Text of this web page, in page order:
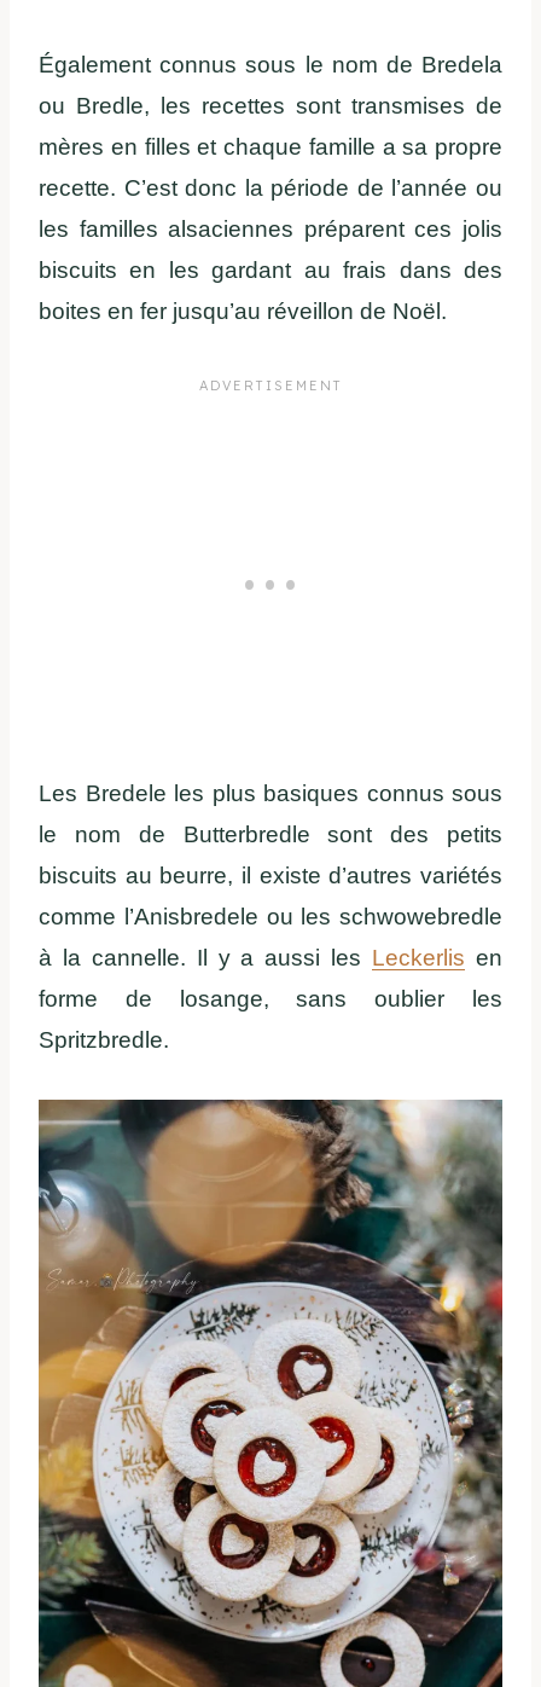
Également connus sous le nom de Bredela
ou Bredle, les recettes sont transmises de
mères en filles et chaque famille a sa propre
recette. C’est donc la période de l’année ou
les familles alsaciennes préparent ces jolis
biscuits en les gardant au frais dans des
boites en fer jusqu’au réveillon de Noël.
Les Bredele les plus basiques connus sous
le nom de Butterbredle sont des petits
biscuits au beurre, il existe d’autres variétés
comme l’Anisbredele ou les schwowebredle
à la cannelle. Il y a aussi les Leckerlis en
forme de losange, sans oublier les
Spritzbredle.